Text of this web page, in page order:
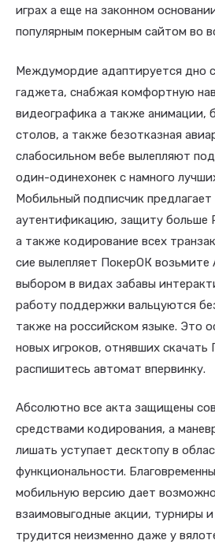
играх а еще на законном
популярным покерным сайтом во
Междумордие адаптируется дно
гаджета, снабжая комфортную
видеографика а также анимации,
столов, а также безотказная
слабосильном вебе вылепляют
один-одинехонек с намного
Мобильный подписчик
аутентификацию, защиту больше
а также кодирование всех
сие вылепляет ПокерОК
выбором в видах забавы
работу поддержки вальцуются
также на российском языке. Это
новых игроков, отнявших
распишитесь автомат впервинку.
Абсолютно все акта защищены
средствами кодирования, а
лишать уступает десктопу в
функциональности.
мобильную версию дает
взаимовыгодные акции, турниры
трудится неизменно даже у